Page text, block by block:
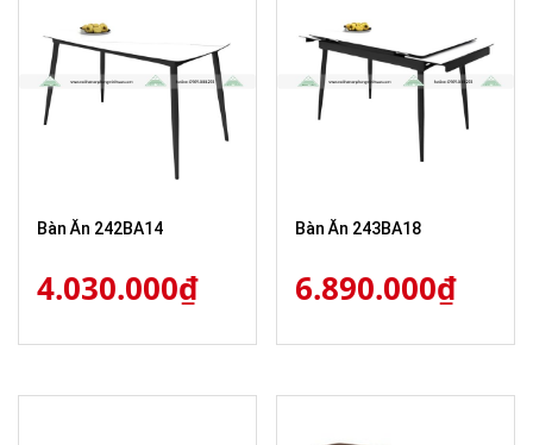
Bàn Ăn 242BA14
4.030.000₫
Bàn Ăn 243BA18
6.890.000₫